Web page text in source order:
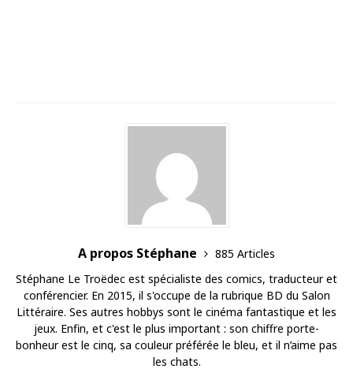
A propos Stéphane
885 Articles
Stéphane Le Troëdec est spécialiste des comics, traducteur et
conférencier. En 2015, il s'occupe de la rubrique BD du Salon
Littéraire. Ses autres hobbys sont le cinéma fantastique et les
jeux. Enfin, et c'est le plus important : son chiffre porte-
bonheur est le cinq, sa couleur préférée le bleu, et il n’aime pas
les chats.